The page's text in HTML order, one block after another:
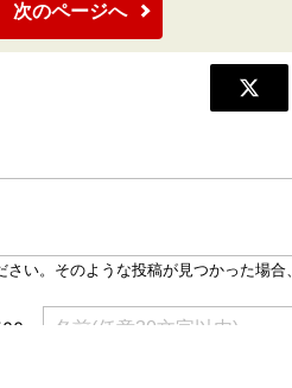
次のページへ